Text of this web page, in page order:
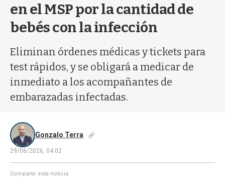
en el MSP por la cantidad de
bebés con la infección
Eliminan órdenes médicas y tickets para
test rápidos, y se obligará a medicar de
inmediato a los acompañantes de
embarazadas infectadas.
Gonzalo Terra
29/06/2026, 04:02
Compartir esta noticia